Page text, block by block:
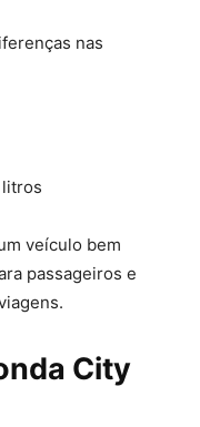
nas
veículo bem
passageiros e
City